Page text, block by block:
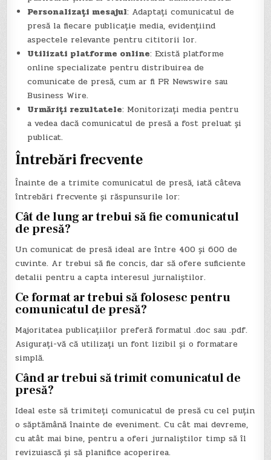
Personalizați mesajul: Adaptați comunicatul de
presă la fiecare publicație media, evidențiind
aspectele relevante pentru cititorii lor.
Utilizati platforme online: Există platforme
online specializate pentru distribuirea de
comunicate de presă, cum ar fi PR Newswire sau
Business Wire.
Urmăriți rezultatele: Monitorizați media pentru
a vedea dacă comunicatul de presă a fost preluat și
publicat.
Întrebări frecvente
Înainte de a trimite comunicatul de presă, iată câteva
întrebări frecvente și răspunsurile lor:
Cât de lung ar trebui să fie comunicatul
de presă?
Un comunicat de presă ideal are între 400 și 600 de
cuvinte. Ar trebui să fie concis, dar să ofere suficiente
detalii pentru a capta interesul jurnaliștilor.
Ce format ar trebui să folosesc pentru
comunicatul de presă?
Majoritatea publicațiilor preferă formatul .doc sau .pdf.
Asigurați-vă că utilizați un font lizibil și o formatare
simplă.
Când ar trebui să trimit comunicatul de
presă?
Ideal este să trimiteți comunicatul de presă cu cel puțin
o săptămână înainte de eveniment. Cu cât mai devreme,
cu atât mai bine, pentru a oferi jurnaliștilor timp să îl
revizuiască și să planifice acoperirea.